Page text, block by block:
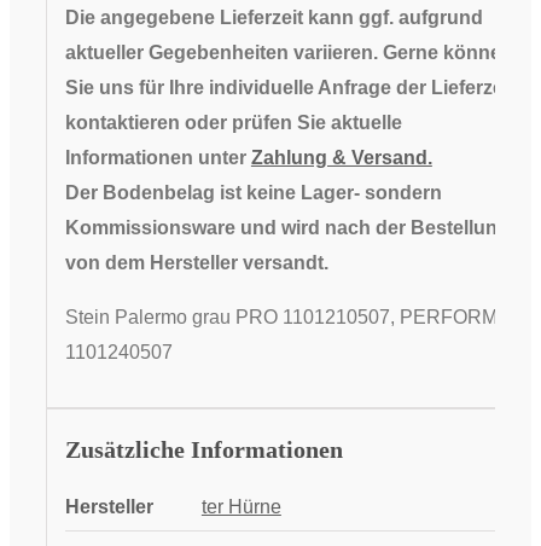
Die angegebene Lieferzeit kann ggf. aufgrund
aktueller Gegebenheiten variieren. Gerne können
Sie uns für Ihre individuelle Anfrage der Lieferzeit
kontaktieren oder prüfen Sie aktuelle
Informationen unter Zahlung & Versand.
Der Bodenbelag ist keine Lager- sondern
Kommissionsware und wird nach der Bestellung
von dem Hersteller versandt.
Stein Palermo grau PRO 1101210507, PERFORM
1101240507
Zusätzliche Informationen
Hersteller ter Hürne